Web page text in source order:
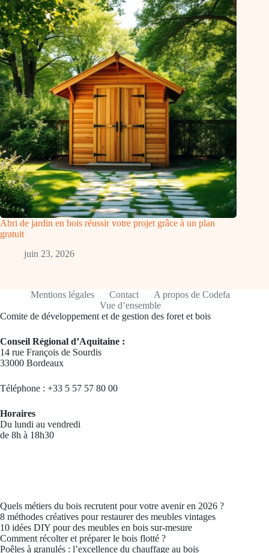
Abri de jardin en bois réussir votre projet grâce à un plan
gratuit
juin 23, 2026
Mentions légales Contact
A propos de Codefa
Vue d’ensemble
Comite de développement et de gestion des foret et bois
Conseil Régional d’Aquitaine :
14 rue François de Sourdis
33000 Bordeaux
Téléphone : +33 5 57 57 80 00
Horaires
Du lundi au vendredi
de 8h à 18h30
Quels métiers du bois recrutent pour votre avenir en 2026 ?
8 méthodes créatives pour restaurer des meubles vintages
10 idées DIY pour des meubles en bois sur-mesure
Comment récolter et préparer le bois flotté ?
Poêles à granulés : l’excellence du chauffage au bois